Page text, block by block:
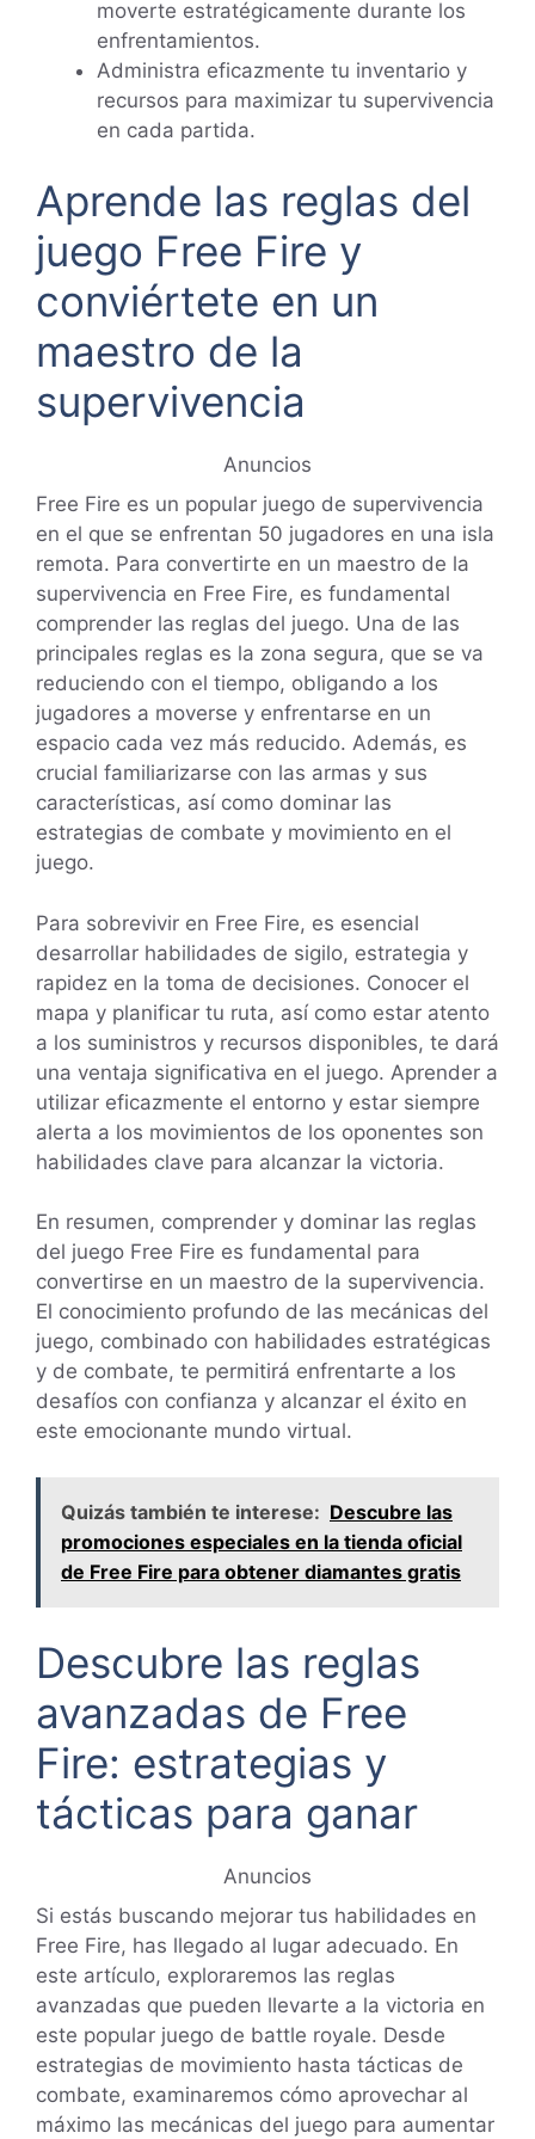
moverte estratégicamente durante los
enfrentamientos.
Administra eficazmente tu inventario y
recursos para maximizar tu supervivencia
en cada partida.
Aprende las reglas del
juego Free Fire y
conviértete en un
maestro de la
supervivencia
Anuncios
Free Fire es un popular juego de supervivencia
en el que se enfrentan 50 jugadores en una isla
remota. Para convertirte en un maestro de la
supervivencia en Free Fire, es fundamental
comprender las reglas del juego. Una de las
principales reglas es la zona segura, que se va
reduciendo con el tiempo, obligando a los
jugadores a moverse y enfrentarse en un
espacio cada vez más reducido. Además, es
crucial familiarizarse con las armas y sus
características, así como dominar las
estrategias de combate y movimiento en el
juego.
Para sobrevivir en Free Fire, es esencial
desarrollar habilidades de sigilo, estrategia y
rapidez en la toma de decisiones. Conocer el
mapa y planificar tu ruta, así como estar atento
a los suministros y recursos disponibles, te dará
una ventaja significativa en el juego. Aprender a
utilizar eficazmente el entorno y estar siempre
alerta a los movimientos de los oponentes son
habilidades clave para alcanzar la victoria.
En resumen, comprender y dominar las reglas
del juego Free Fire es fundamental para
convertirse en un maestro de la supervivencia.
El conocimiento profundo de las mecánicas del
juego, combinado con habilidades estratégicas
y de combate, te permitirá enfrentarte a los
desafíos con confianza y alcanzar el éxito en
este emocionante mundo virtual.
Quizás también te interese: Descubre las
promociones especiales en la tienda oficial
de Free Fire para obtener diamantes gratis
Descubre las reglas
avanzadas de Free
Fire: estrategias y
tácticas para ganar
Anuncios
Si estás buscando mejorar tus habilidades en
Free Fire, has llegado al lugar adecuado. En
este artículo, exploraremos las reglas
avanzadas que pueden llevarte a la victoria en
este popular juego de battle royale. Desde
estrategias de movimiento hasta tácticas de
combate, examinaremos cómo aprovechar al
máximo las mecánicas del juego para aumentar